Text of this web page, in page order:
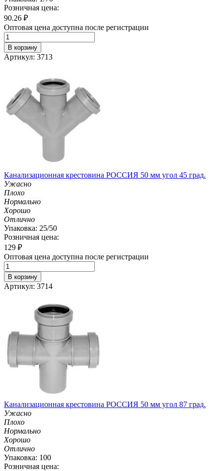
Розничная цена:
90.26 ₽
Оптовая цена доступна после регистрации
В корзину
Артикул: 3713
Канализационная крестовина РОССИЯ 50 мм угол 45 град.
Ужасно
Плохо
Нормально
Хорошо
Отлично
Упаковка: 25/50
Розничная цена:
129 ₽
Оптовая цена доступна после регистрации
В корзину
Артикул: 3714
Канализационная крестовина РОССИЯ 50 мм угол 87 град.
Ужасно
Плохо
Нормально
Хорошо
Отлично
Упаковка: 100
Розничная цена: